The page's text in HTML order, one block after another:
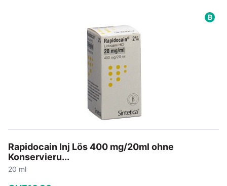
In den Warenkorb
B
Rapidocain Inj Lös 400 mg/20ml ohne
Konservieru...
20 ml